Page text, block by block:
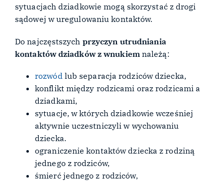
sytuacjach dziadkowie mogą skorzystać z drogi
sądowej w uregulowaniu kontaktów.
Do najczęstszych przyczyn utrudniania
kontaktów dziadków z wnukiem należą:
rozwód lub separacja rodziców dziecka,
konflikt między rodzicami oraz rodzicami a
dziadkami,
sytuacje, w których dziadkowie wcześniej
aktywnie uczestniczyli w wychowaniu
dziecka.
ograniczenie kontaktów dziecka z rodziną
jednego z rodziców,
śmierć jednego z rodziców,